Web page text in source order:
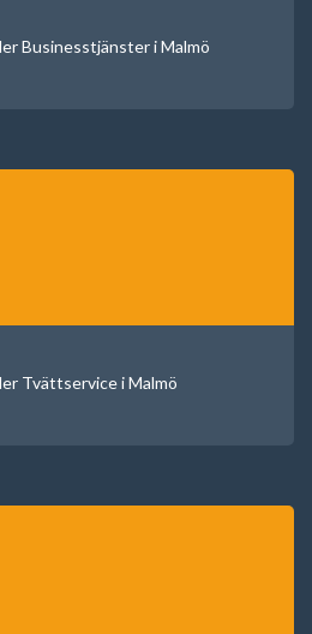
Businesstjänster i Malmö
Tvättservice i Malmö